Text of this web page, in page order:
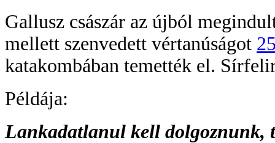
Gallusz császár az újból
mellett szenvedett vértanúságot
katakombában temették el.
Példája:
Lankadatlanul kell dolgoznunk,